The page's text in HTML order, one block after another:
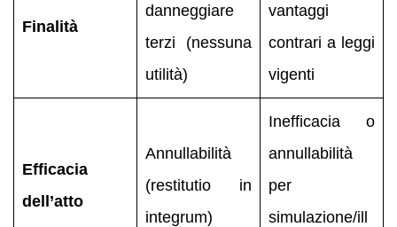
Finalità
danneggiare
terzi (nessuna
utilità)
vantaggi
contrari a leggi
vigenti
Efficacia
dell’atto
Annullabilità
(restitutio in
integrum)
Inefficacia o
annullabilità
per
simulazione/ill